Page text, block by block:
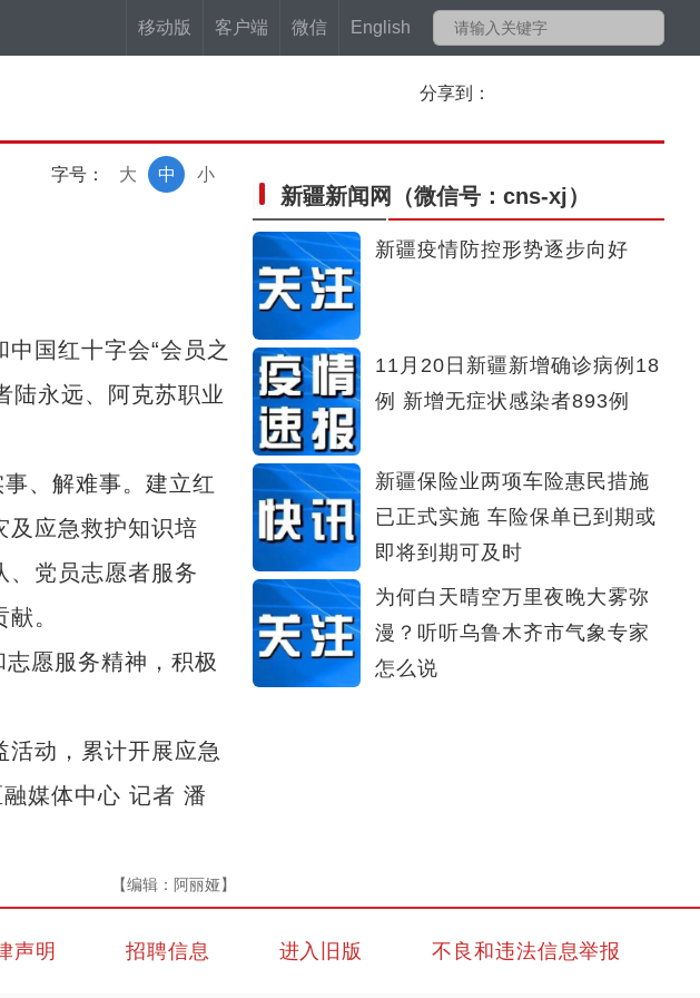
移动版 客户端 微信 English
分享到：
字号： 小
中
大
国红十字会“会员之
陆永远、阿克苏职业
、解难事。建立红
及应急救护知识培
、党员志愿者服务
。
愿服务精神，积极
动，累计开展应急
媒体中心 记者 潘
【编辑：阿丽娅】
新疆新闻网 （微信号：cns-xj）
新疆疫情防控形势逐步向好
11月20日新疆新增确诊病例18
例 新增无症状感染者893例
新疆保险业两项车险惠民措施
已正式实施 车险保单已到期或
即将到期可及时
为何白天晴空万里夜晚大雾弥
漫？听听乌鲁木齐市气象专家
怎么说
声明 招聘信息 进入旧版 不良和违法信息举报